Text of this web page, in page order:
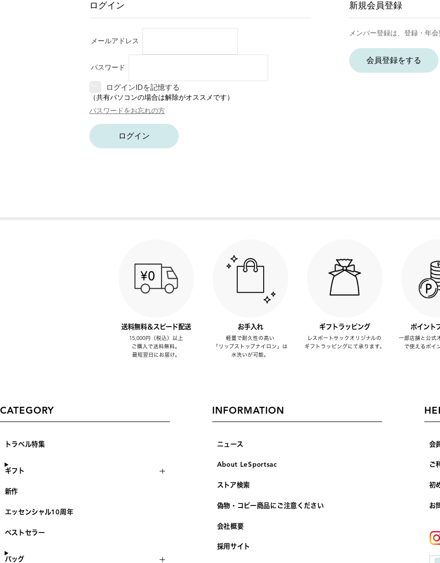
ログイン
メールアドレス
パスワード
ログインIDを記憶する
（共有パソコンの場合は解除がオススメです）
パスワードをお忘れの方
ログイン
新規会員登録
メンバー登録は、登録・年会
会員登録をする
送料無料＆スピード配送
15,000円（税込）以上
ご購入で送料無料。
最短翌日にお届け。
お手入れ
軽量で耐久性の高い
「リップストップナイロン」は
水洗いが可能。
ギフトラッピング
レスポートサックオリジナルの
ギフトラッピングにて承ります。
ポイント
一部店舗と公式
で使えるポイ
CATEGORY
トラベル特集
ギフト
新作
エッセンシャル10周年
ベストセラー
バッグ
INFORMATION
ニュース
About LeSportsac
ストア検索
偽物・コピー商品にご注意ください
会社概要
採用サイト
会
ご
初
お